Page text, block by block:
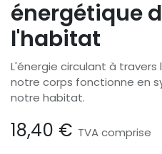
énergétique
l'habitat
L'énergie circulant à
notre corps fonctionne en
notre habitat.
18,40 € TVA comprise